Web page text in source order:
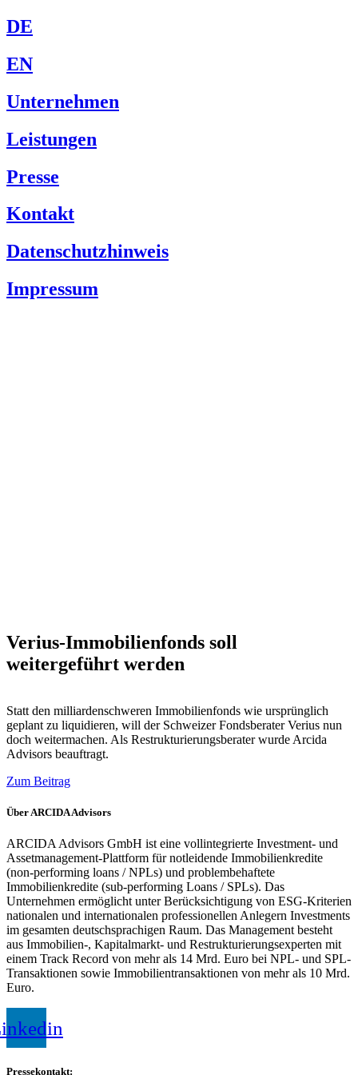
DE
EN
Unternehmen
Leistungen
Presse
Kontakt
Datenschutzhinweis
Impressum
Verius-Immobilienfonds soll
weitergeführt werden
Statt den milliardenschweren Immobilienfonds wie ursprünglich
geplant zu liquidieren, will der Schweizer Fondsberater Verius nun
doch weitermachen. Als Restrukturierungsberater wurde Arcida
Advisors beauftragt.
Zum Beitrag
Über ARCIDA Advisors
ARCIDA Advisors GmbH ist eine vollintegrierte Investment- und
Assetmanagement-Plattform für notleidende Immobilienkredite
(non-performing loans / NPLs) und problembehaftete
Immobilienkredite (sub-performing Loans / SPLs). Das
Unternehmen ermöglicht unter Berücksichtigung von ESG-Kriterien
nationalen und internationalen professionellen Anlegern Investments
im gesamten deutschsprachigen Raum. Das Management besteht
aus Immobilien-, Kapitalmarkt- und Restrukturierungsexperten mit
einem Track Record von mehr als 14 Mrd. Euro bei NPL- und SPL-
Transaktionen sowie Immobilientransaktionen von mehr als 10 Mrd.
Euro.
Pressekontakt: